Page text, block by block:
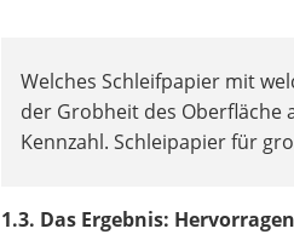
Welches Schleifpapier mit
der Grobheit des Oberfläche
Kennzahl. Schleipapier für
1.3. Das Ergebnis: